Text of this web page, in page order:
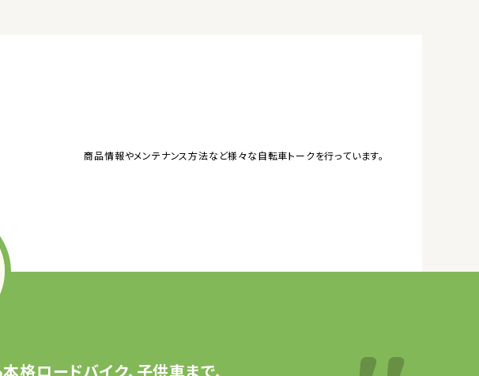
商品情報やメンテナンス方法など様々な自転車トークを行っています。
本格ロードバイク、子供車まで、